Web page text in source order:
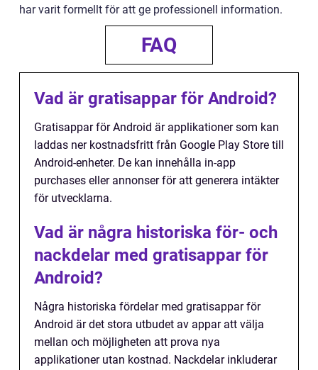
har varit formellt för att ge professionell information.
FAQ
Vad är gratisappar för Android?
Gratisappar för Android är applikationer som kan
laddas ner kostnadsfritt från Google Play Store till
Android-enheter. De kan innehålla in-app
purchases eller annonser för att generera intäkter
för utvecklarna.
Vad är några historiska för- och
nackdelar med gratisappar för
Android?
Några historiska fördelar med gratisappar för
Android är det stora utbudet av appar att välja
mellan och möjligheten att prova nya
applikationer utan kostnad. Nackdelar inkluderar